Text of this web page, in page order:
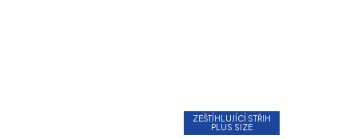
ZEŠTÍHLUJÍCÍ STŘIH
PLUS SIZE